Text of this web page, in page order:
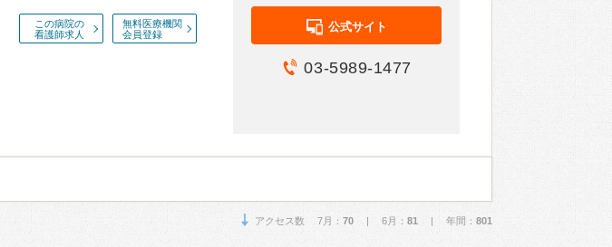
この病院の
看護師求人
無料医療機関
会員登録
公式サイト
03-5989-1477
アクセス数 7月： 70 | 6月： 81 | 年間： 801